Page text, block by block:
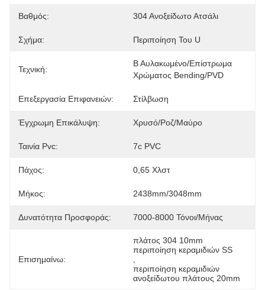
Βαθμός: 304 Ανοξείδωτο Ατσάλι
Σχήμα: Περιποίηση Του U
Τεχνική:
Β Αυλακωμένο/επίστρωμα
Χρώματος Bending/PVD
Επεξεργασία Επιφανειών: Στίλβωση
Έγχρωμη Επικάλυψη: Χρυσό/Ροζ/Μαύρο
Ταινία Pvc: 7c PVC
Πάχος: 0,65 Χλστ
Μήκος: 2438mm/3048mm
Δυνατότητα Προσφοράς: 7000-8000 Τόνοι/μήνας
Επισημαίνω:
πλάτος 304 10mm
περιποίηση κεραμιδιών SS
περιποίηση κεραμιδιών
ανοξείδωτου πλάτους 20mm